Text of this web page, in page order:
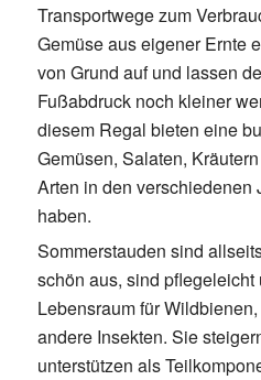
Transportwege zum
Gemüse aus eigener Ernte
von Grund auf und lassen
Fußabdruck noch kleiner
diesem Regal bieten eine
Gemüsen, Salaten,
Arten in den verschiedenen
haben.
Sommerstauden sind
schön aus, sind
Lebensraum für
andere Insekten. Sie
unterstützen als